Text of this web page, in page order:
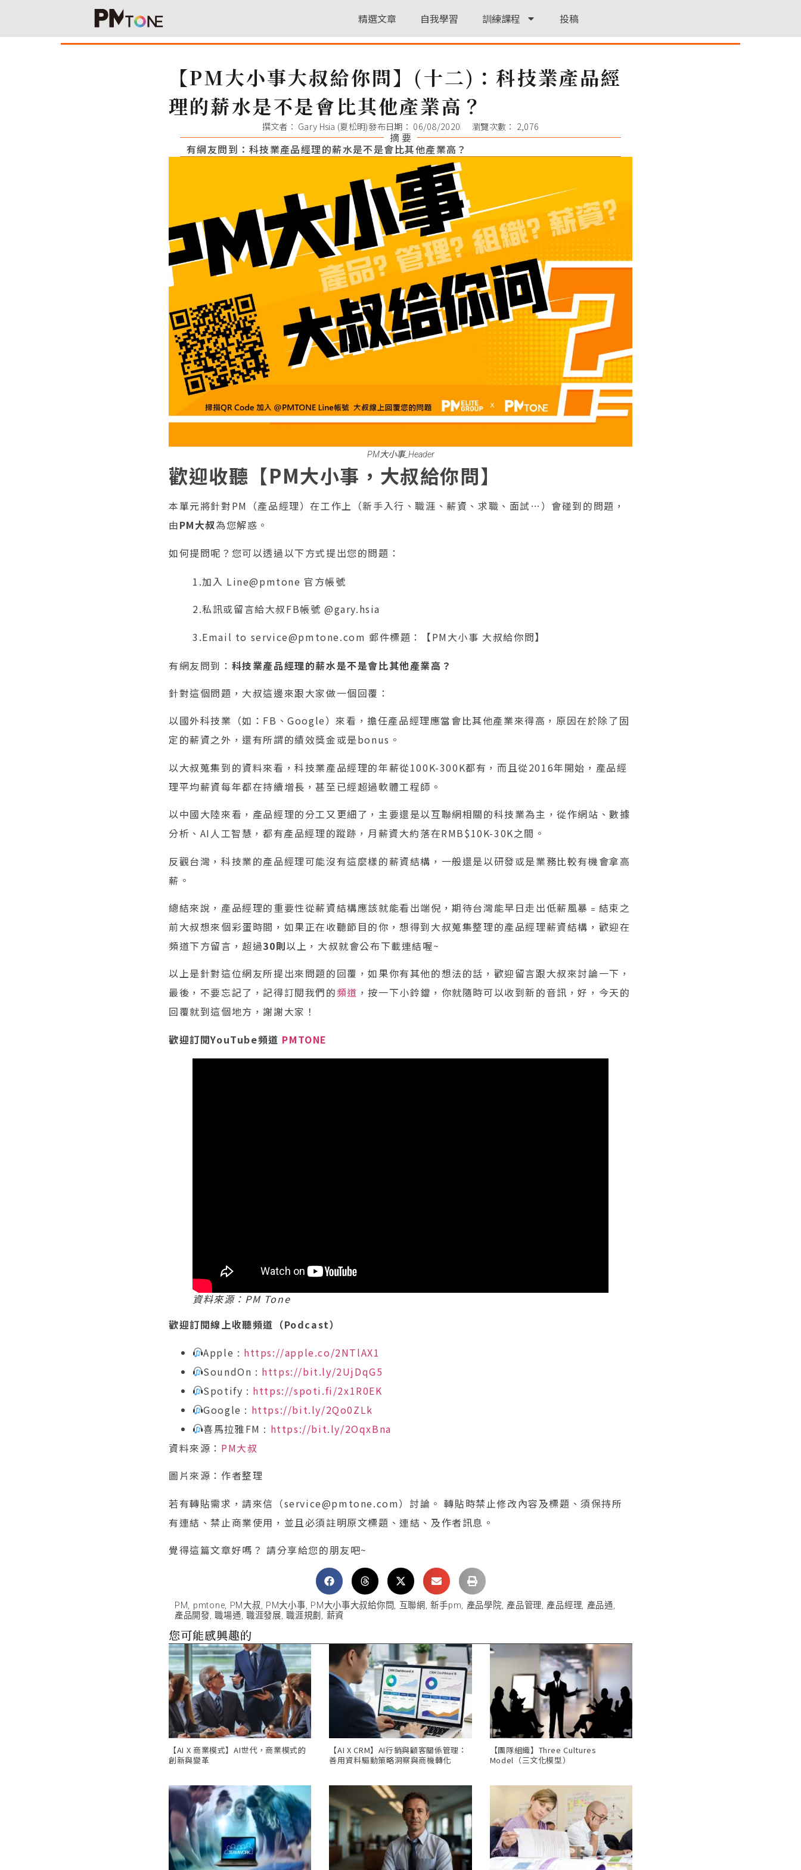
精選文章 自我學習 訓練課程 投稿
【PM大小事大叔給你問】(十二)：科技業產品經
理的薪水是不是會比其他產業高？
撰文者： Gary Hsia (夏松明)發布日期： 06/08/2020 瀏覽次數： 2,076
摘 要
有網友問到：科技業產品經理的薪水是不是會比其他產業高？
PM大小事_Header
歡迎收聽【PM大小事，大叔給你問】
本單元將針對PM（產品經理）在工作上（新手入行、職涯、薪資、求職、面試…）會碰到的問題，
由PM大叔為您解惑。
如何提問呢？您可以透過以下方式提出您的問題：
1.加入 Line@pmtone 官方帳號
2.私訊或留言給大叔FB帳號 @gary.hsia
3.Email to service@pmtone.com 郵件標題：【PM大小事 大叔給你問】
有網友問到： 科技業產品經理的薪水是不是會比其他產業高？
針對這個問題，大叔這邊來跟大家做一個回覆：
以國外科技業（如：FB、Google）來看，擔任產品經理應當會比其他產業來得高，原因在於除了固
定的薪資之外，還有所謂的績效獎金或是bonus。
以大叔蒐集到的資料來看，科技業產品經理的年薪從100K-300K都有，而且從2016年開始，產品經
理平均薪資每年都在持續增長，甚至已經超過軟體工程師。
以中國大陸來看，產品經理的分工又更細了，主要還是以互聯網相關的科技業為主，從作網站、數據
分析、AI人工智慧，都有產品經理的蹤跡，月薪資大約落在RMB$10K-30K之間。
反觀台灣，科技業的產品經理可能沒有這麼樣的薪資結構，一般還是以研發或是業務比較有機會拿高
薪。
總結來說，產品經理的重要性從薪資結構應該就能看出端倪，期待台灣能早日走出低薪風暴﹦結束之
前大叔想來個彩蛋時間，如果正在收聽節目的你，想得到大叔蒐集整理的產品經理薪資結構，歡迎在
頻道下方留言，超過30則以上，大叔就會公布下載連結喔~
以上是針對這位網友所提出來問題的回覆，如果你有其他的想法的話，歡迎留言跟大叔來討論一下，
最後，不要忘記了，記得訂閱我們的頻道 ，按一下小鈴鐺，你就隨時可以收到新的音訊，好，今天的
回覆就到這個地方，謝謝大家！
歡迎訂閱YouTube頻道 PMTONE
資料來源：PM Tone
歡迎訂閱線上收聽頻道（Podcast）
Apple : https://apple.co/2NTlAX1
SoundOn : https://bit.ly/2UjDqG5
Spotify : https://spoti.fi/2x1R0EK
Google : https://bit.ly/2Qo0ZLk
喜馬拉雅FM : https://bit.ly/2OqxBna
資料來源： PM大叔
圖片來源：作者整理
若有轉貼需求，請來信（service@pmtone.com）討論。 轉貼時禁止修改內容及標題、須保持所
有連結、禁止商業使用，並且必須註明原文標題、連結、及作者訊息。
覺得這篇文章好嗎？ 請分享給您的朋友吧~
PM, pmtone, PM大叔, PM大小事, PM大小事大叔給你問, 互聯網,新手pm, 產品學院, 產品管理, 產品經理, 產品通,
產品開發,職場通, 職涯發展,職涯規劃 , 薪資
您可能感興趣的
【AI X 商業模式】AI世代，商業模式的
創新與變革
【AI X CRM】AI行銷與顧客關係管理：
善用資料驅動策略洞察與商機轉化
【團隊組織】Three Cultures
Model（三文化模型）